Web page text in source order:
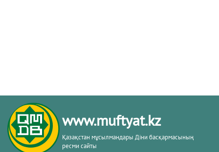
www.muftyat.kz
Қазақстан мұсылмандары Діни басқармасының
ресми сайты